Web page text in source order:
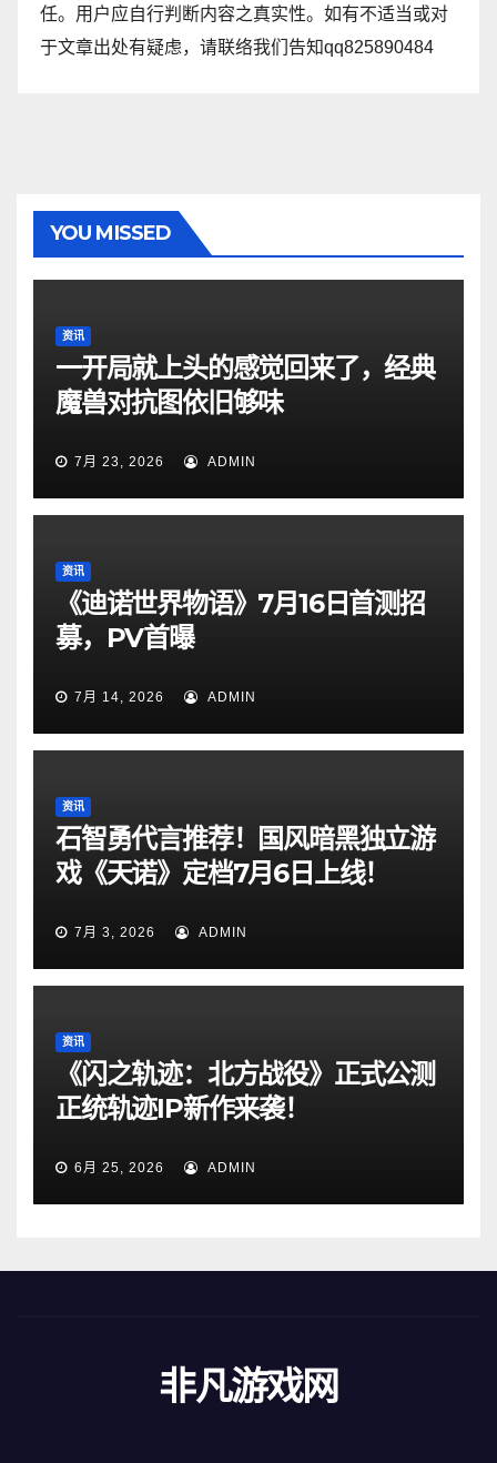
任。用户应自行判断内容之真实性。如有不适当或对
于文章出处有疑虑，请联络我们告知qq825890484
YOU MISSED
资讯
一开局就上头的感觉回来了，经典
魔兽对抗图依旧够味
7月 23, 2026 ADMIN
资讯
《迪诺世界物语》7月16日首测招
募，PV首曝
7月 14, 2026 ADMIN
资讯
石智勇代言推荐！国风暗黑独立游
戏《天诺》定档7月6日上线！
7月 3, 2026 ADMIN
资讯
《闪之轨迹：北方战役》正式公测
正统轨迹IP新作来袭！
6月 25, 2026 ADMIN
非凡游戏网